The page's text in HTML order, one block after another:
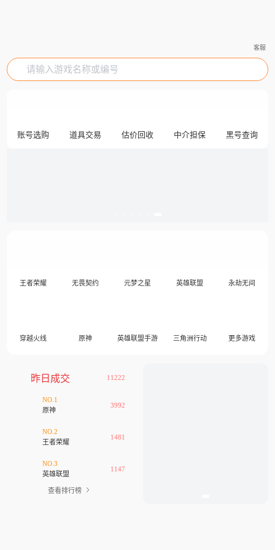
客服
请输入游戏名称或编号
账号选购 道具交易 估价回收 中介担保 黑号查询
王者荣耀 无畏契约 元梦之星 英雄联盟 永劫无间
穿越火线 原神 英雄联盟手游 三角洲行动 更多游戏
昨日成交 11222
NO.1
原神
3992
NO.2
王者荣耀
1481
NO.3
英雄联盟
1147
查看排行榜 